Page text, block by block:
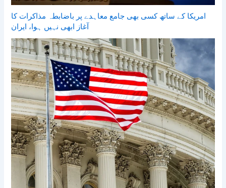
امریکا کے ساتھ کسی بھی جامع معاہدے پر باضابطہ مذاکرات کا
آغاز ابھی نہیں ہوا، ایران